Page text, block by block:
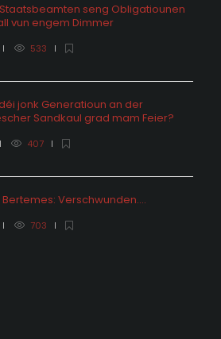
seng Obligatiounen
vun engem Dimmer
533
jonk Generatioun an der
Sandkaul grad mam Feier?
407
Bertemes: Verschwunden….
703